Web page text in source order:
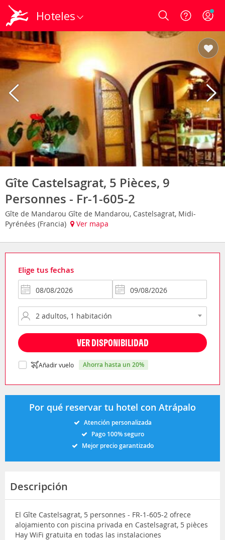
Hoteles Login
Gîte Castelsagrat, 5 Pièces, 9
Personnes - Fr-1-605-2
Gîte de Mandarou Gîte de Mandarou, Castelsagrat, Midi-
Pyrénées (Francia)
Ver mapa
Elige tus fechas
VER DISPONIBILIDAD
Añadir vuelo ahorra hasta un 20%
Por qué reservar tu hotel con Atrápalo
Atención personalizada
Pago 100% seguro
Mejor precio garantizado
Descripción
El Gîte Castelsagrat, 5 personnes - FR-1-605-2 ofrece
alojamiento con piscina privada en Castelsagrat, 5 pièces
Hay WiFi gratuita en todas las instalaciones